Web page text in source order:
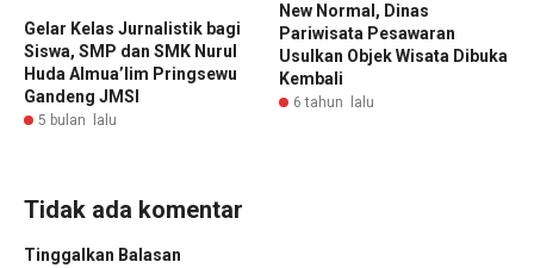
Gelar Kelas Jurnalistik bagi
Siswa, SMP dan SMK Nurul
Huda Almua’lim Pringsewu
Gandeng JMSI
5 bulan lalu
New Normal, Dinas
Pariwisata Pesawaran
Usulkan Objek Wisata Dibuka
Kembali
6 tahun lalu
Tidak ada komentar
Tinggalkan Balasan